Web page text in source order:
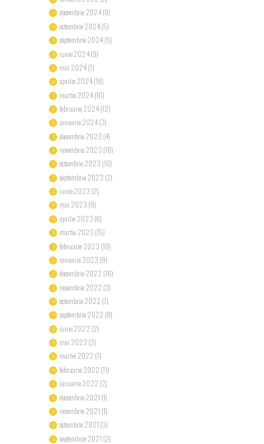
decembrie 2024(8)
octombrie 2024(5)
septembrie 2024(5)
iunie 2024(9)
mai 2024(7)
aprilie 2024(18)
martie 2024(16)
februarie 2024(12)
ianuarie 2024(3)
decembrie 2023 (4)
noiembrie 2023 (18)
octombrie 2023 (10)
septembrie 2023 (2)
iunie 2023 (2)
mai 2023 (9)
aprilie 2023 (6)
martie 2023 (15)
februarie 2023 (10)
ianuarie 2023 (9)
decembrie 2022 (16)
noiembrie 2022 (3)
octombrie 2022 (7)
septembrie 2022 (8)
iunie 2022 (2)
mai 2022 (2)
martie 2022 (7)
februarie 2022 (11)
ianuarie 2022 (2)
decembrie 2021 (1)
noiembrie 2021 (1)
octombrie 2021 (3)
septembrie 2021 (2)